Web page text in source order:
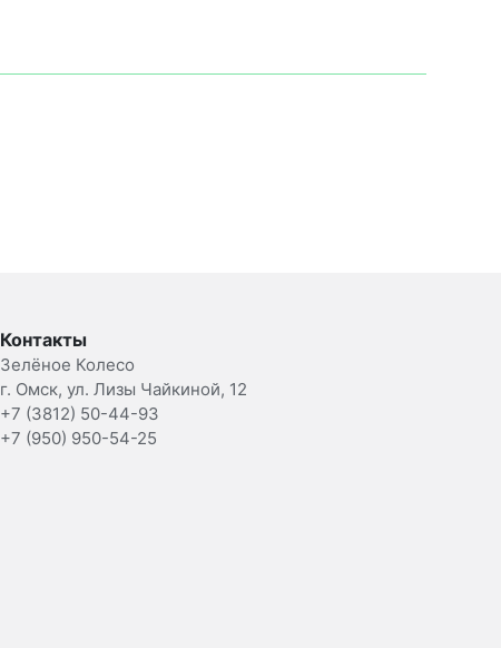
Контакты
Зелёное Колесо
г. Омск, ул. Лизы Чайкиной, 12
+7 (3812) 50-44-93
+7 (950) 950-54-25